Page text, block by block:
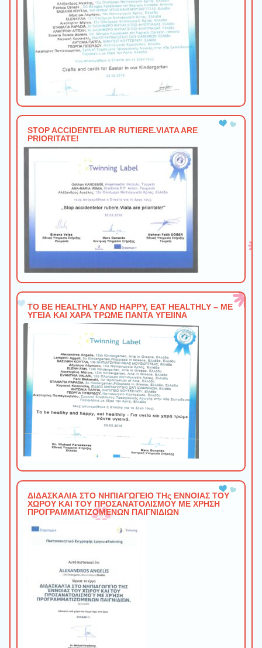
STOP ACCIDENTELAR RUTIERE.VIATA ARE
PRIORITATE!
TO BE HEALTHLY AND HAPPY, EAT HEALTHLY – ΜΕ
ΥΓΕΙΑ ΚΑΙ ΧΑΡΑ ΤΡΩΜΕ ΠΑΝΤΑ ΥΓΕΙΙΝΑ
ΔΙΔΑΣΚΑΛΙΑ ΣΤΟ ΝΗΠΙΑΓΩΓΕΙΟ ΤΗς ΕΝΝΟΙΑΣ ΤΟΥ
ΧΩΡΟΥ ΚΑΙ ΤΟΥ ΠΡΟΣΑΝΑΤΟΛΙΣΜΟΥ ΜΕ ΧΡΗΣΗ
ΠΡΟΓΡΑΜΜΑΤΙΖΟΜΕΝΩΝ ΠΑΙΓΝΙΔΙΩΝ